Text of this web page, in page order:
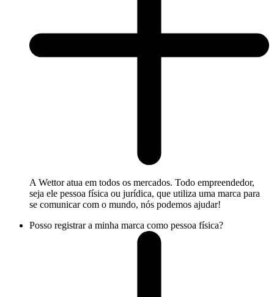
A Wettor atua em todos os mercados. Todo empreendedor,
seja ele pessoa física ou jurídica, que utiliza uma marca para
se comunicar com o mundo, nós podemos ajudar!
Posso registrar a minha marca como pessoa física?